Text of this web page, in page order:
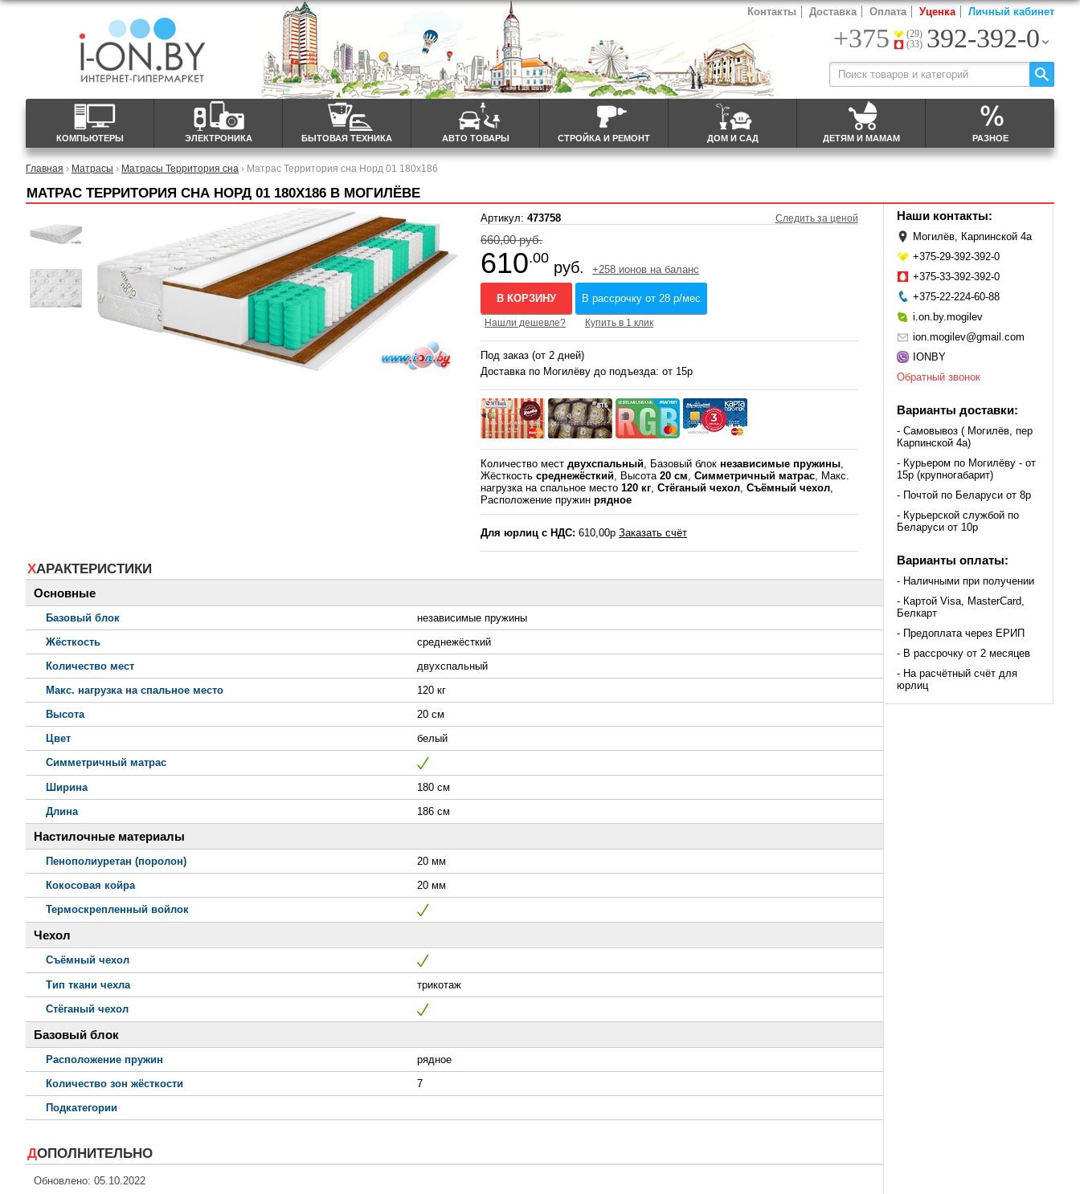
КОМПЬЮТЕРЫ ЭЛЕКТРОНИКА БЫТОВАЯ ТЕХНИКА АВТО ТОВАРЫ СТРОЙКА И РЕМОНТ ДОМ И САД ДЕТЯМ И МАМАМ РАЗНОЕ
Контакты Доставка Оплата Уценка Личный кабинет
+375
(29)
(33) 392-392-0
Главная › Матрасы › Матрасы Территория сна › Матрас Территория сна Норд 01 180x186
МАТРАС ТЕРРИТОРИЯ СНА НОРД 01 180X186 В МОГИЛЁВЕ
Артикул:473758 Следить за ценой
660,00 руб.
610.00
руб. +258 ионов на баланс
В КОРЗИНУ В рассрочку от 28 р/мес
Нашли дешевле? Купить в 1 клик
Под заказ (от 2 дней)
Доставка по Могилёву до подъезда: от 15р
Количество местдвухспальный, Базовый блокнезависимые пружины,
Жёсткостьсреднежёсткий, Высота20 см,Симметричный матрас, Макс.
нагрузка на спальное место120 кг,Стёганый чехол,Съёмный чехол,
Расположение пружинрядное
Для юрлиц с НДС: 610,00рЗаказать счёт
ХАРАКТЕРИСТИКИ
Основные
Базовый блок
независимые пружины
Жёсткость
среднежёсткий
Количество мест
двухспальный
Макс. нагрузка на спальное место
120 кг
Высота
20 см
Цвет
белый
Симметричный матрас
Ширина
180 см
Длина
186 см
Настилочные материалы
Пенополиуретан (поролон)
20 мм
Кокосовая койра
20 мм
Термоскрепленный войлок
Чехол
Съёмный чехол
Тип ткани чехла
трикотаж
Стёганый чехол
Базовый блок
Расположение пружин
рядное
Количество зон жёсткости
7
Подкатегории
ДОПОЛНИТЕЛЬНО
Обновлено: 05.10.2022
Наши контакты:
Могилёв, Карпинской 4а
+375-29-392-392-0
+375-33-392-392-0
+375-22-224-60-88
i.on.by.mogilev
ion.mogilev@gmail.com
IONBY
Обратный звонок
Варианты доставки:
- Самовывоз ( Могилёв, пер
Карпинской 4а)
- Курьером по Могилёву - от
15р (крупногабарит)
- Почтой по Беларуси от 8р
- Курьерской службой по
Беларуси от 10р
Варианты оплаты:
- Наличными при получении
- Картой Visa, MasterCard,
Белкарт
- Предоплата через ЕРИП
- В рассрочку от 2 месяцев
- На расчётный счёт для
юрлиц